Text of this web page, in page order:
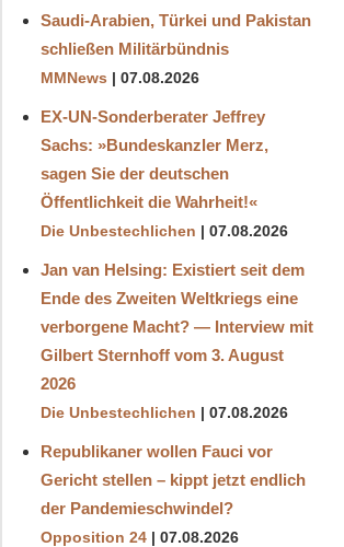
Saudi-Arabien, Türkei und Pakistan
schließen Militärbündnis
MMNews 07.08.2026
EX-UN-Sonderberater Jeffrey
Sachs: »Bundeskanzler Merz,
sagen Sie der deutschen
Öffentlichkeit die Wahrheit!«
Die Unbestechlichen 07.08.2026
Jan van Helsing: Existiert seit dem
Ende des Zweiten Weltkriegs eine
verborgene Macht? — Interview mit
Gilbert Sternhoff vom 3. August
2026
Die Unbestechlichen 07.08.2026
Republikaner wollen Fauci vor
Gericht stellen – kippt jetzt endlich
der Pandemieschwindel?
Opposition 24 07.08.2026